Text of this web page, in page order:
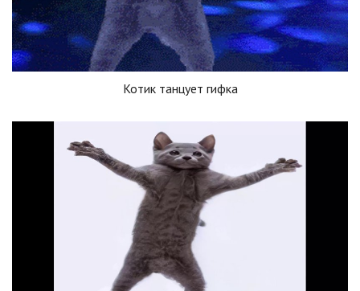
Котик танцует гифка